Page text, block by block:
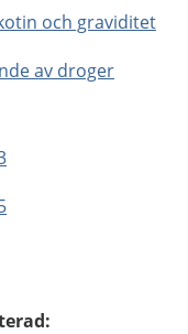
och graviditet
av droger
: